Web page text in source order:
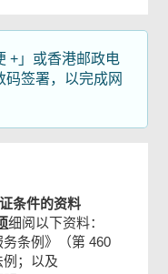
+」或香港邮政电
签署，以完成网
条件的资料
细阅以下资料：
务条例》（第 460
；以及